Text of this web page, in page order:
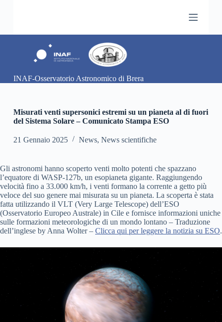
t
o
n
u
o
INAF-Osservatorio Astronomico di Brera
Misurati venti supersonici estremi su un pianeta al di fuori
del Sistema Solare – Comunicato Stampa ESO
21 Gennaio 2025 News, News scientifiche
Gli astronomi hanno scoperto venti molto potenti che spazzano
l’equatore di WASP-127b, un esopianeta gigante. Raggiungendo
velocità fino a 33.000 km/h, i venti formano la corrente a getto più
veloce del suo genere mai misurata su un pianeta. La scoperta è stata
fatta utilizzando il VLT (Very Large Telescope) dell’ESO
(Osservatorio Europeo Australe) in Cile e fornisce informazioni uniche
sulle formazioni meteorologiche di un mondo lontano – Traduzione
dell’inglese by Anna Wolter – Clicca qui per leggere la notizia su ESO.